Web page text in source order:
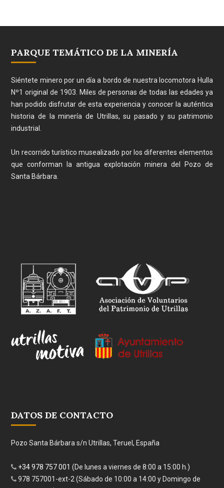
PARQUE TEMÁTICO DE LA MINERÍA
Siéntete minero por un día a bordo de nuestra locomotora Hulla
Nº1 original de 1903. Miles de personas de todas las edades ya
han podido disfrutar de esta experiencia y conocer la auténtica
historia de la minería de Utrillas, su pasado y su patrimonio
industrial.
Un recorrido turístico musealizado por los diferentes elementos
que conforman la antigua explotación minera del Pozo de
Santa Bárbara.
DATOS DE CONTACTO
Pozo Santa Bárbara s/n Utrillas, Teruel, España
+34 978 757 001(De lunes a viernes de 8:00 a 15:00 h.)
978 757001-ext-2 (Sábado de 10:00 a 14:00 y Domingo de